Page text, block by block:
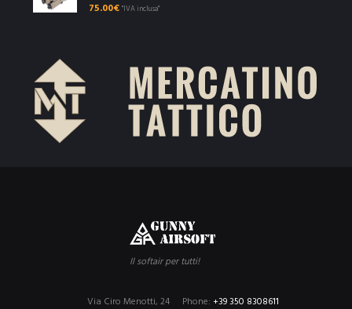
75.00€ "IVA inclusa"
Il softair per tutti!
Phone: +39 350 8308611
Via Ciro Menotti, 24